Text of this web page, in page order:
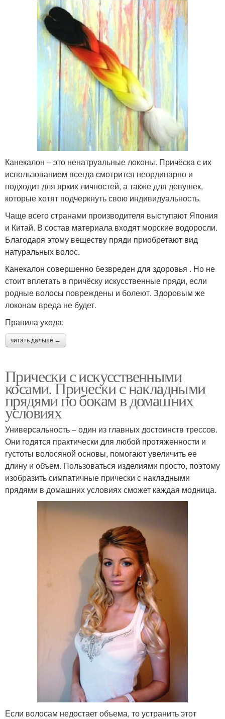
Канекалон – это ненатруальные локоны. Причёска с их
использованием всегда смотрится неординарно и
подходит для ярких личностей, а также для девушек,
которые хотят подчеркнуть свою индивидуальность.
Чаще всего странами производителя выступают Япония
и Китай. В состав материала входят морские водоросли.
Благодаря этому веществу пряди приобретают вид
натуральных волос.
Канекалон совершенно безвреден для здоровья . Но не
стоит вплетать в причёску искусственные пряди, если
родные волосы повреждены и болеют. Здоровым же
локонам вреда не будет.
Правила ухода:
читать дальше →
Прически с искусственными
косами. Прически с накладными
прядями по бокам в домашних
условиях
Универсальность – один из главных достоинств трессов.
Они годятся практически для любой протяженности и
густоты волосяной основы, помогают увеличить ее
длину и объем. Пользоваться изделиями просто, поэтому
изобразить симпатичные прически с накладными
прядями в домашних условиях сможет каждая модница.
Если волосам недостает объема, то устранить этот